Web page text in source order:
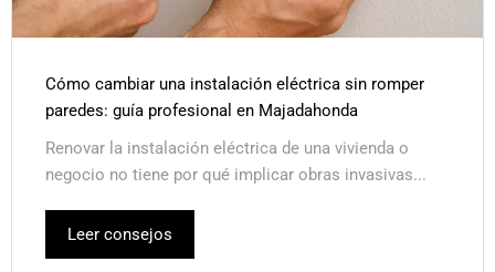
Cómo cambiar una instalación eléctrica sin romper
paredes: guía profesional en Majadahonda
Renovar la instalación eléctrica de una vivienda o
negocio no tiene por qué implicar obras invasivas...
Leer consejos